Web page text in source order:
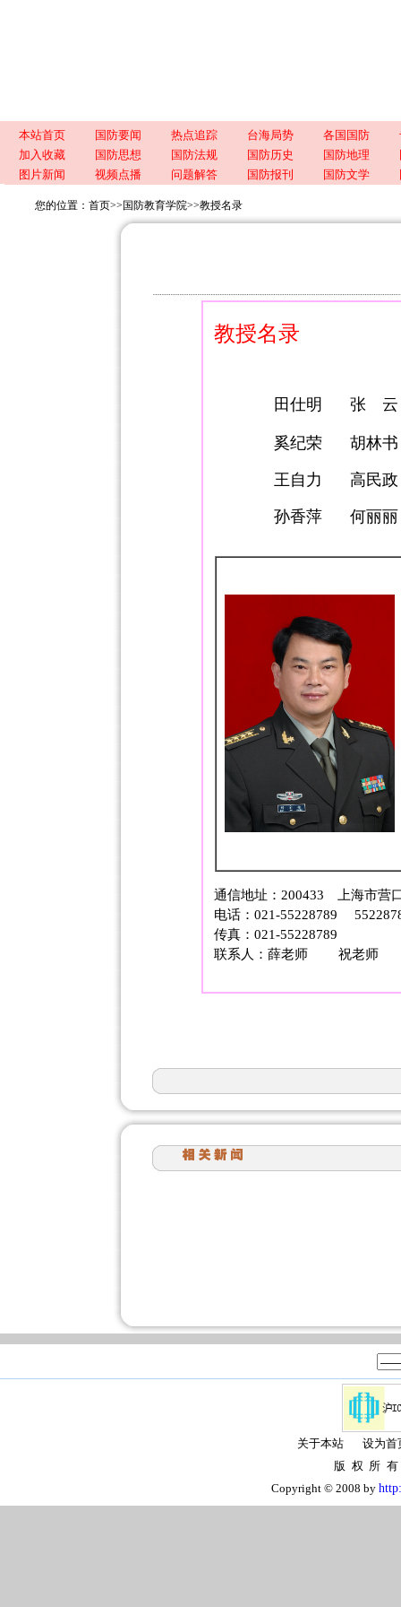
本站首页 国防要闻 热点追踪 台海局势 各国国防
加入收藏
国防思想 国防法规 国防历史 国防地理
图片新闻
视频点播 问题解答 国防报刊 国防文学
您的位置： 首页>> 国防教育学院>>教授名录
教授名录
田仕明 张 云
奚纪荣 胡林书
王自力 高民政
孙香萍 何丽丽
通信地址：200433 上海市营
电话：021-55228789
传真：021-55228789
联系人：薛老师 祝老师